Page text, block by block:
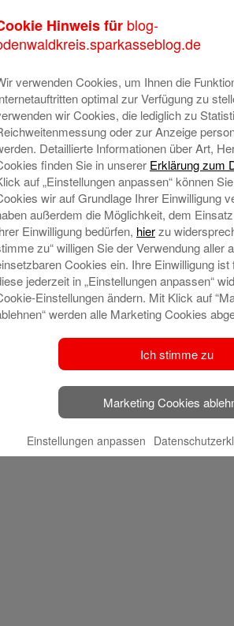
WA0002b
Hinweis für blog-
verwenden Cookies, um Ihnen die
optimal zur Verfügung zu
wir Cookies, die lediglich zu
oder zur Anzeige
Detaillierte Informationen über Art,
finden Sie in unserer Erklärung zum
auf „Einstellungen anpassen“ können
wir auf Grundlage Ihrer Einwilligung
außerdem die Möglichkeit, dem
Einwilligung bedürfen, hierzu
zu“ willigen Sie der Verwendung aller
Cookies ein. Ihre Einwilligung ist
jederzeit in „Einstellungen anpassen“
Einstellungen ändern. Mit Klick auf
werden alle Marketing Cookies
Ich stimme zu
Marketing Cookies
Einstellungen anpassen